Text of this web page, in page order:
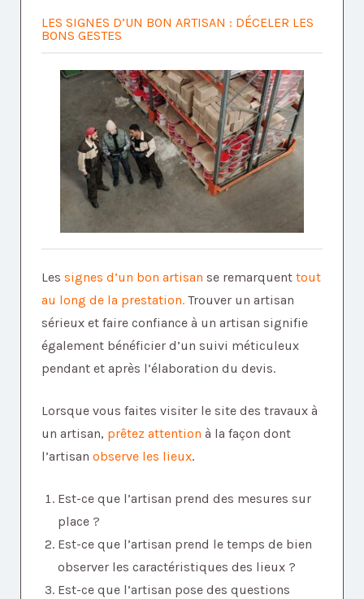
LES SIGNES D’UN BON ARTISAN : DÉCELER LES
BONS GESTES
Les signes d’un bon artisan se remarquent tout
au long de la prestation. Trouver un artisan
sérieux et faire confiance à un artisan signifie
également bénéficier d’un suivi méticuleux
pendant et après l’élaboration du devis.
Lorsque vous faites visiter le site des travaux à
un artisan, prêtez attention à la façon dont
l’artisan observe les lieux.
Est-ce que l’artisan prend des mesures sur
place ?
Est-ce que l’artisan prend le temps de bien
observer les caractéristiques des lieux ?
Est-ce que l’artisan pose des questions